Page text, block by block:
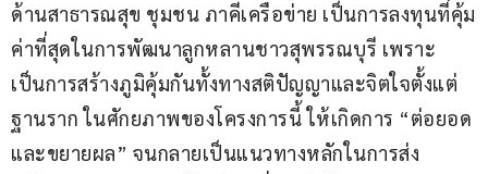
ด้านสาธารณสุข ชุมชน ภาคีเครือข่าย เป็นการลงทุนที่คุ้ม
ค่าที่สุดในการพัฒนาลูกหลานชาวสุพรรณบุรี เพราะ
เป็นการสร้างภูมิคุ้มกันทั้งทางสติปัญญาและจิตใจตั้งแต่
ฐานราก ในศักยภาพของโครงการนี้ ให้เกิดการ “ต่อยอด
และขยายผล” จนกลายเป็นแนวทางหลักในการส่ง